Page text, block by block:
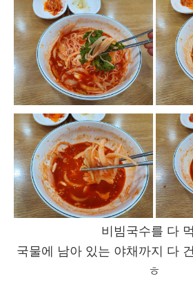
비빔국수를 다
국물에 남아 있는 야채까지 다
ㅎ